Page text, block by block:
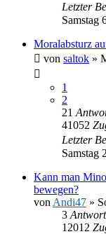
Letzter
Samstag
Moralabsturz
von saltok »
1
2
21
41052
Letzter
Samstag
Kann man
bewegen?
von Andi47 »
3
12012